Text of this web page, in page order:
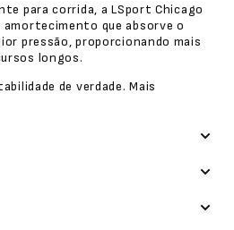
para corrida, a LSport Chicago
que absorve o
pressão, proporcionando mais
longos.
de verdade. Mais